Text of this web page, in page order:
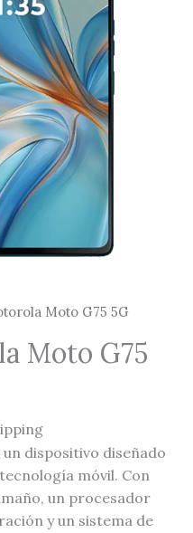
Moto G75 5G
Moto G75
dispositivo diseñado
móvil. Con
un procesador
y un sistema de